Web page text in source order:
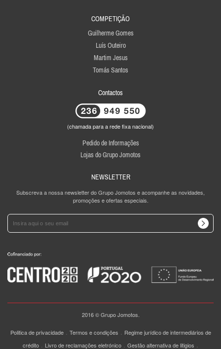
COMPETIÇÃO
Guilherme Gomes
Luís Outeiro
Martim Jesus
Tomás Santos
Contactos
(chamada para a rede fixa nacional)
Pedido de Informações
Lojas do Grupo Jomotos
NEWSLETTER
Subscreva a nossa newsletter do Grupo Jomotos e acompanhe as novidades,
promoções e ofertas especiais.
2016 © Grupo Jomotos.
Politica de privacidade. Termos e condições . Regime jurídico de intermediários de
crédito . Livro de reclamações eletrónico . Gestão alternativa de litigios .